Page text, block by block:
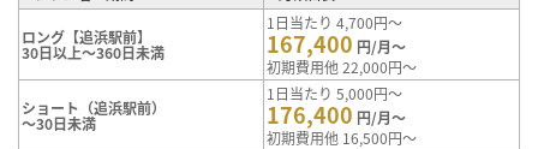
ロング【追浜駅前】
30日以上～360日未満
1日当たり 4,700円～
167,400 円/月～
初期費用他 22,000円～
ショート（追浜駅前）
～30日未満
1日当たり 5,000円～
176,400 円/月～
初期費用他 16,500円～